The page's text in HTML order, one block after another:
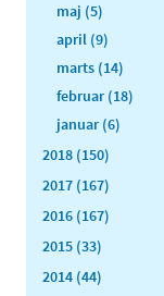
maj (5)
april (9)
marts (14)
februar (18)
januar (6)
2018 (150)
2017 (167)
2016 (167)
2015 (33)
2014 (44)